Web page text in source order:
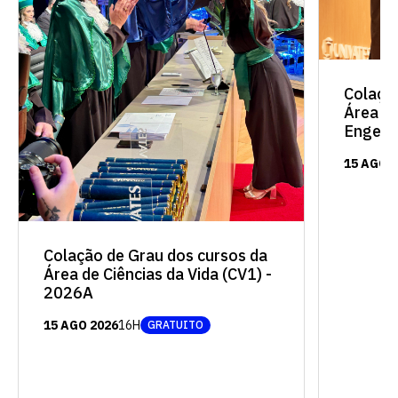
Colação de Grau dos cursos da
Área de Ciências da Vida (CV1) -
2026A
15 AGO 202616H GRATUITO
Área
15 AGO
vagas para início de curso
vagas a partir do 2º ano de curso